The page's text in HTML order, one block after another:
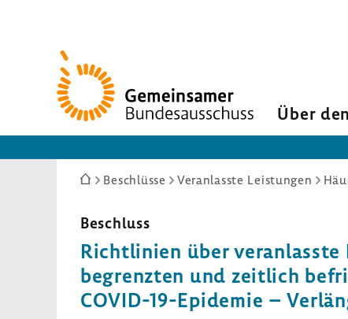
Zur
Startseite
Über
Sie
hier:
Beschlüsse Veranlasste Leistungen
Beschluss
Richt­li­nien über veran­lasste
begrenzten und zeit­lich
COVID-​19-Epidemie –